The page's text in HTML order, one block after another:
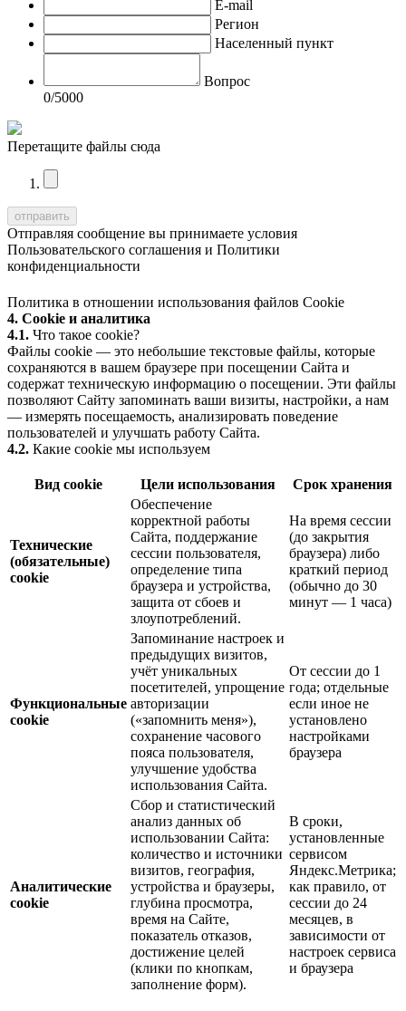
E-mail
Регион
Населенный пункт
Вопрос
0/5000
Перетащите файлы сюда
Отправляя сообщение вы принимаете условия
Пользовательского соглашения и Политики
конфиденциальности
Политика в отношении использования файлов Cookie
4. Cookie и аналитика
4.1. Что такое cookie?
Файлы cookie — это небольшие текстовые файлы, которые
сохраняются в вашем браузере при посещении Сайта и
содержат техническую информацию о посещении. Эти файлы
позволяют Сайту запоминать ваши визиты, настройки, а нам
— измерять посещаемость, анализировать поведение
пользователей и улучшать работу Сайта.
4.2. Какие cookie мы используем
Вид cookie Цели использования Срок хранения
Технические
(обязательные)
cookie
Обеспечение
корректной работы
Сайта, поддержание
сессии пользователя,
определение типа
браузера и устройства,
защита от сбоев и
злоупотреблений.
На время сессии
(до закрытия
браузера) либо
краткий период
(обычно до 30
минут — 1 часа)
Функциональные
cookie
Запоминание настроек и
предыдущих визитов,
учёт уникальных
посетителей, упрощение
авторизации
(«запомнить меня»),
сохранение часового
пояса пользователя,
улучшение удобства
использования Сайта.
От сессии до 1
года; отдельные
если иное не
установлено
настройками
браузера
Аналитические
cookie
Сбор и статистический
анализ данных об
использовании Сайта:
количество и источники
визитов, география,
устройства и браузеры,
глубина просмотра,
время на Сайте,
показатель отказов,
достижение целей
(клики по кнопкам,
заполнение форм).
В сроки,
установленные
сервисом
Яндекс.Метрика;
как правило, от
сессии до 24
месяцев, в
зависимости от
настроек сервиса
и браузера